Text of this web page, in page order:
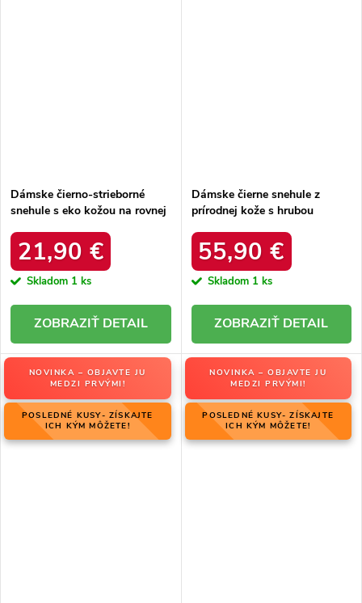
Dámske čierno-strieborné
snehule s eko kožou na rovnej
34586 SREBRNY
21,90 €
Skladom 1 ks
DETAIL
Dámske čierne snehule z
prírodnej kože s hrubou
produktu OO274A206
55,90 €
Skladom 1 ks
DETAIL
NOVINKA – OBJAVTE JU
MEDZI PRVÝMI!
POSLEDNÉ KUSY- ZÍSKAJTE
ICH KÝM MÔŽETE!
NOVINKA – OBJAVTE JU
MEDZI PRVÝMI!
POSLEDNÉ KUSY- ZÍSKAJTE
ICH KÝM MÔŽETE!